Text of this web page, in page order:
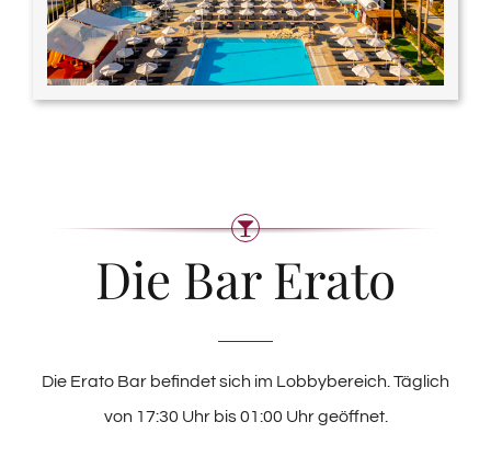
Die Bar Erato
Die Erato Bar befindet sich im Lobbybereich. Täglich
von 17:30 Uhr bis 01:00 Uhr geöffnet.